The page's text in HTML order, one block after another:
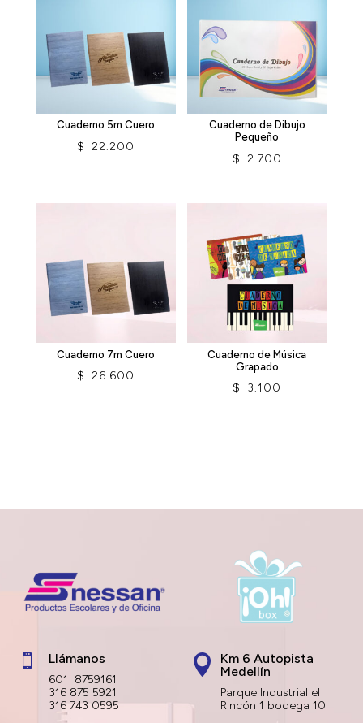
Cuaderno 5m Cuero
$ 22.200
Cuaderno de Dibujo
Pequeño
$ 2.700
Cuaderno 7m Cuero
$ 26.600
Cuaderno de Música
Grapado
$ 3.100
 Llámanos
601 8759161
316 875 5921
316 743 0595

Km 6 Autopista
Medellín
Parque Industrial el
Rincón 1 bodega 10